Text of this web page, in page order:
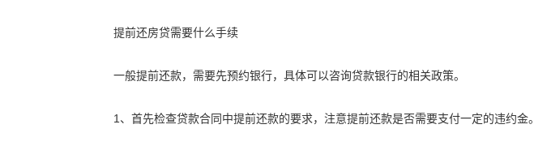
提前还房贷需要什么手续
一般提前还款，需要先预约银行，具体可以咨询贷款银行的相关政策。
1、首先检查贷款合同中提前还款的要求，注意提前还款是否需要支付一定的违约金。